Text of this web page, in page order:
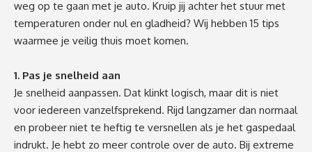
weg op te gaan met je auto. Kruip jij achter het stuur met
temperaturen onder nul en gladheid? Wij hebben 15 tips
waarmee je veilig thuis moet komen.
1. Pas je snelheid aan
Je snelheid aanpassen. Dat klinkt logisch, maar dit is niet
voor iedereen vanzelfsprekend. Rijd langzamer dan normaal
en probeer niet te heftig te versnellen als je het gaspedaal
indrukt. Je hebt zo meer controle over de auto. Bij extreme